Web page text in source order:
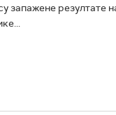
запажене резултате